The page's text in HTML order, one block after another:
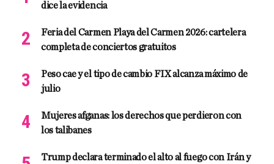
dice la evidencia
Feria del Carmen Playa del Carmen 2026: cartelera
completa de conciertos gratuitos
Peso cae y el tipo de cambio FIX alcanza máximo de
julio
Mujeres afganas: los derechos que perdieron con
los talibanes
Trump declara terminado el alto al fuego con Irán y